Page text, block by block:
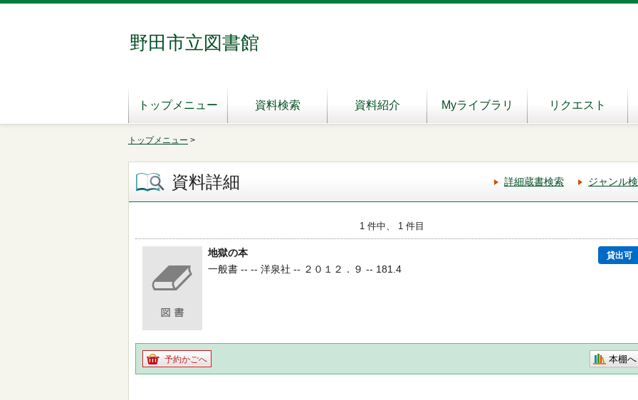
野田市立図書館
トップメニュー 資料検索 資料紹介 Myライブラリ リクエスト
トップメニュー >
資料詳細 詳細蔵書検索 ジャンル
1 件中、 1 件目
地獄の本 貸出可
一般書 -- -- 洋泉社 -- ２０１２．９ -- 181.4
予約かごへ 本棚へ